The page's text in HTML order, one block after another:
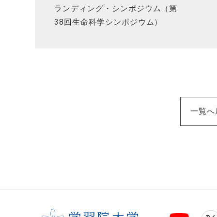
ランディング・シンポジウム（第
38回生命科学シンポジウム）
一覧へ